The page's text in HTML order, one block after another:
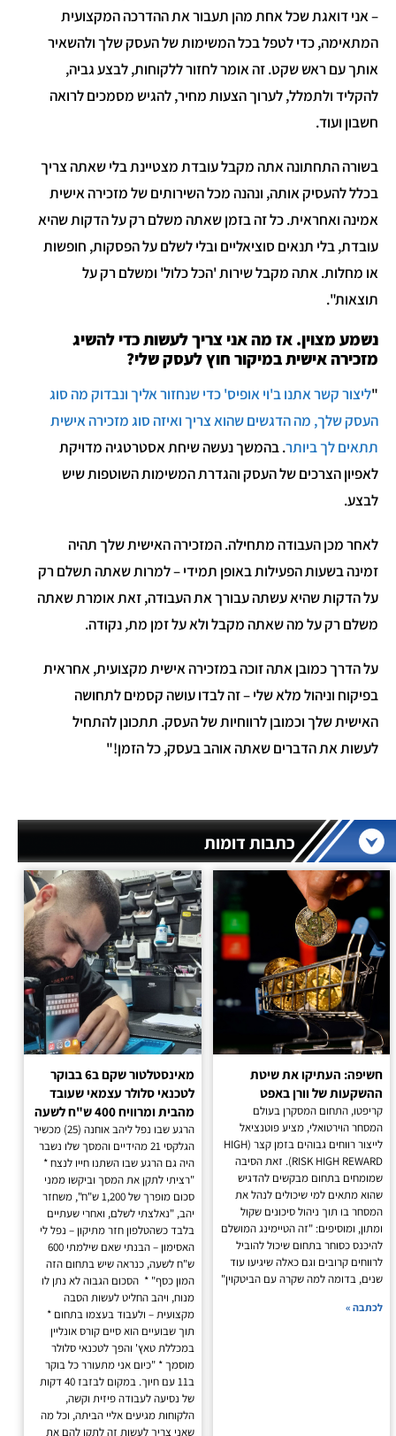
– אני דואגת שכל אחת מהן תעבור את ההדרכה המקצועית
המתאימה, כדי לטפל בכל המשימות של העסק שלך ולהשאיר
אותך עם ראש שקט. זה אומר לחזור ללקוחות, לבצע גביה,
להקליד ולתמלל, לערוך הצעות מחיר, להגיש מסמכים לרואה
חשבון ועוד.
בשורה התחתונה אתה מקבל עובדת מצטיינת בלי שאתה צריך
בכלל להעסיק אותה, ונהנה מכל השירותים של מזכירה אישית
אמינה ואחראית. כל זה בזמן שאתה משלם רק על הדקות שהיא
עובדת, בלי תנאים סוציאליים ובלי לשלם על הפסקות, חופשות
או מחלות. אתה מקבל שירות 'הכל כלול' ומשלם רק על
תוצאות".
נשמע מצוין. אז מה אני צריך לעשות כדי להשיג
מזכירה אישית במיקור חוץ לעסק שלי?
"ליצור קשר אתנו ב'וי אופיס' כדי שנחזור אליך ונבדוק מה סוג
העסק שלך, מה הדגשים שהוא צריך ואיזה סוג מזכירה אישית
תתאים לך ביותר. בהמשך נעשה שיחת אסטרטגיה מדויקת
לאפיון הצרכים של העסק והגדרת המשימות השוטפות שיש
לבצע.
לאחר מכן העבודה מתחילה. המזכירה האישית שלך תהיה
זמינה בשעות הפעילות באופן תמידי – למרות שאתה תשלם רק
על הדקות שהיא עשתה עבורך את העבודה, זאת אומרת שאתה
משלם רק על מה שאתה מקבל ולא על זמן מת, נקודה.
על הדרך כמובן אתה זוכה במזכירה אישית מקצועית, אחראית
בפיקוח וניהול מלא שלי – זה לבדו עושה קסמים לתחושה
האישית שלך וכמובן לרווחיות של העסק. תתכונן להתחיל
לעשות את הדברים שאתה אוהב בעסק, כל הזמן!"
כתבות דומות
חשיפה: העתיקו את שיטת
ההשקעות של וורן באפט
קריפטו, התחום המסקרן בעולם
המסחר הוירטואלי, מציע פוטנציאל
לייצור רווחים גבוהים בזמן קצר (HIGH
RISK HIGH REWARD). זאת הסיבה
שמומחים בתחום מבקשים להדגיש
שהוא מתאים למי שיכולים לנהל את
המסחר בו תוך ניהול סיכונים שקול
ומתון, ומוסיפים: "זה הטיימינג המושלם
להיכנס כסוחר בתחום שיכול להוביל
לרווחים קרובים וגם כאלה שיגיעו עוד
שנים, בדומה למה שקרה עם הביטקוין"
לכתבה »
מאינסטלטור שקם ב6 בבוקר
לטכנאי סלולר עצמאי שעובד
מהבית ומרוויח 400 ש"ח לשעה
הרגע שבו נפל ליהב אוחנה (25) מכשיר
הגלקסי 21 מהידיים והמסך שלו נשבר
היה גם הרגע שבו השתנו חייו לנצח *
"רציתי לתקן את המסך וביקשו ממני
סכום מופרך של 1,200 ש"ח", משחזר
יהב, "נאלצתי לשלם, ואחרי שעתיים
בלבד כשהטלפון חזר מתיקון – נפל לי
האסימון – הבנתי שאם שילמתי 600
ש"ח לשעה, כנראה שיש בתחום הזה
המון כסף" * הסכום הגבוה לא נתן לו
מנוח, ויהב החליט לעשות הסבה
מקצועית – ולעבוד בעצמו בתחום *
תוך שבועיים הוא סיים קורס אונליין
במכללת טאץ' והפך לטכנאי סלולר
מוסמך * "כיום אני מתעורר כל בוקר
ב11 עם חיוך. במקום לבזבז 40 דקות
של נסיעה לעבודה פיזית וקשה,
הלקוחות מגיעים אליי הביתה, וכל מה
שאני צריך לעשות זה לתקן להם את